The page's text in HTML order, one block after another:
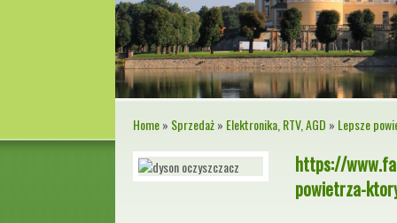
Home» Sprzedaż» Elektronika, RTV, AGD » Lepsze
https://
powietrza-